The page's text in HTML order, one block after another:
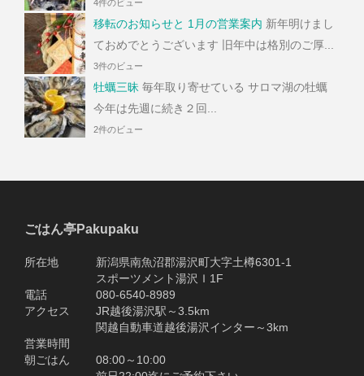
4件のビュー
移転のお知らせと 1月の営業案内 新年明けまし
ておめでとうございます 旧年中は格別のご厚...
3件のビュー
牡蠣三昧 毎年取り寄せている サロマ湖の牡蠣
今年は先週に続き２回...
2件のビュー
ごはん亭Pakupaku
所在地 新潟県南魚沼郡湯沢町大字土樽6301-1
スポーツメント湯沢Ｉ1F
電話 080-6540-8989
アクセス JR越後湯沢駅～3.5km
関越自動車道越後湯沢インター～3km
営業時間
朝ごはん 08:00～10:00